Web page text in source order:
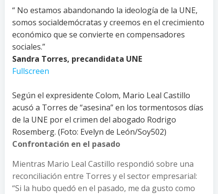
“ No estamos abandonando la ideología de la UNE,
somos socialdemócratas y creemos en el crecimiento
económico que se convierte en compensadores
sociales.”
Sandra Torres, precandidata UNE
Fullscreen
Según el expresidente Colom, Mario Leal Castillo
acusó a Torres de “asesina” en los tormentosos días
de la UNE por el crimen del abogado Rodrigo
Rosemberg. (Foto: Evelyn de León/Soy502)
Confrontación en el pasado
Mientras Mario Leal Castillo respondió sobre una
reconciliación entre Torres y el sector empresarial:
“Si la hubo quedó en el pasado, me da gusto como